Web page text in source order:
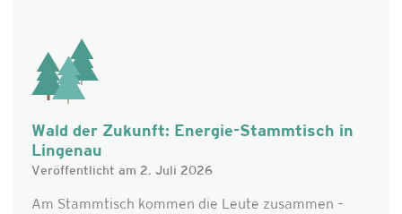
Wald der Zukunft: Energie-Stammtisch in
Lingenau
Veröffentlicht am 2. Juli 2026
Am Stammtisch kommen die Leute zusammen –